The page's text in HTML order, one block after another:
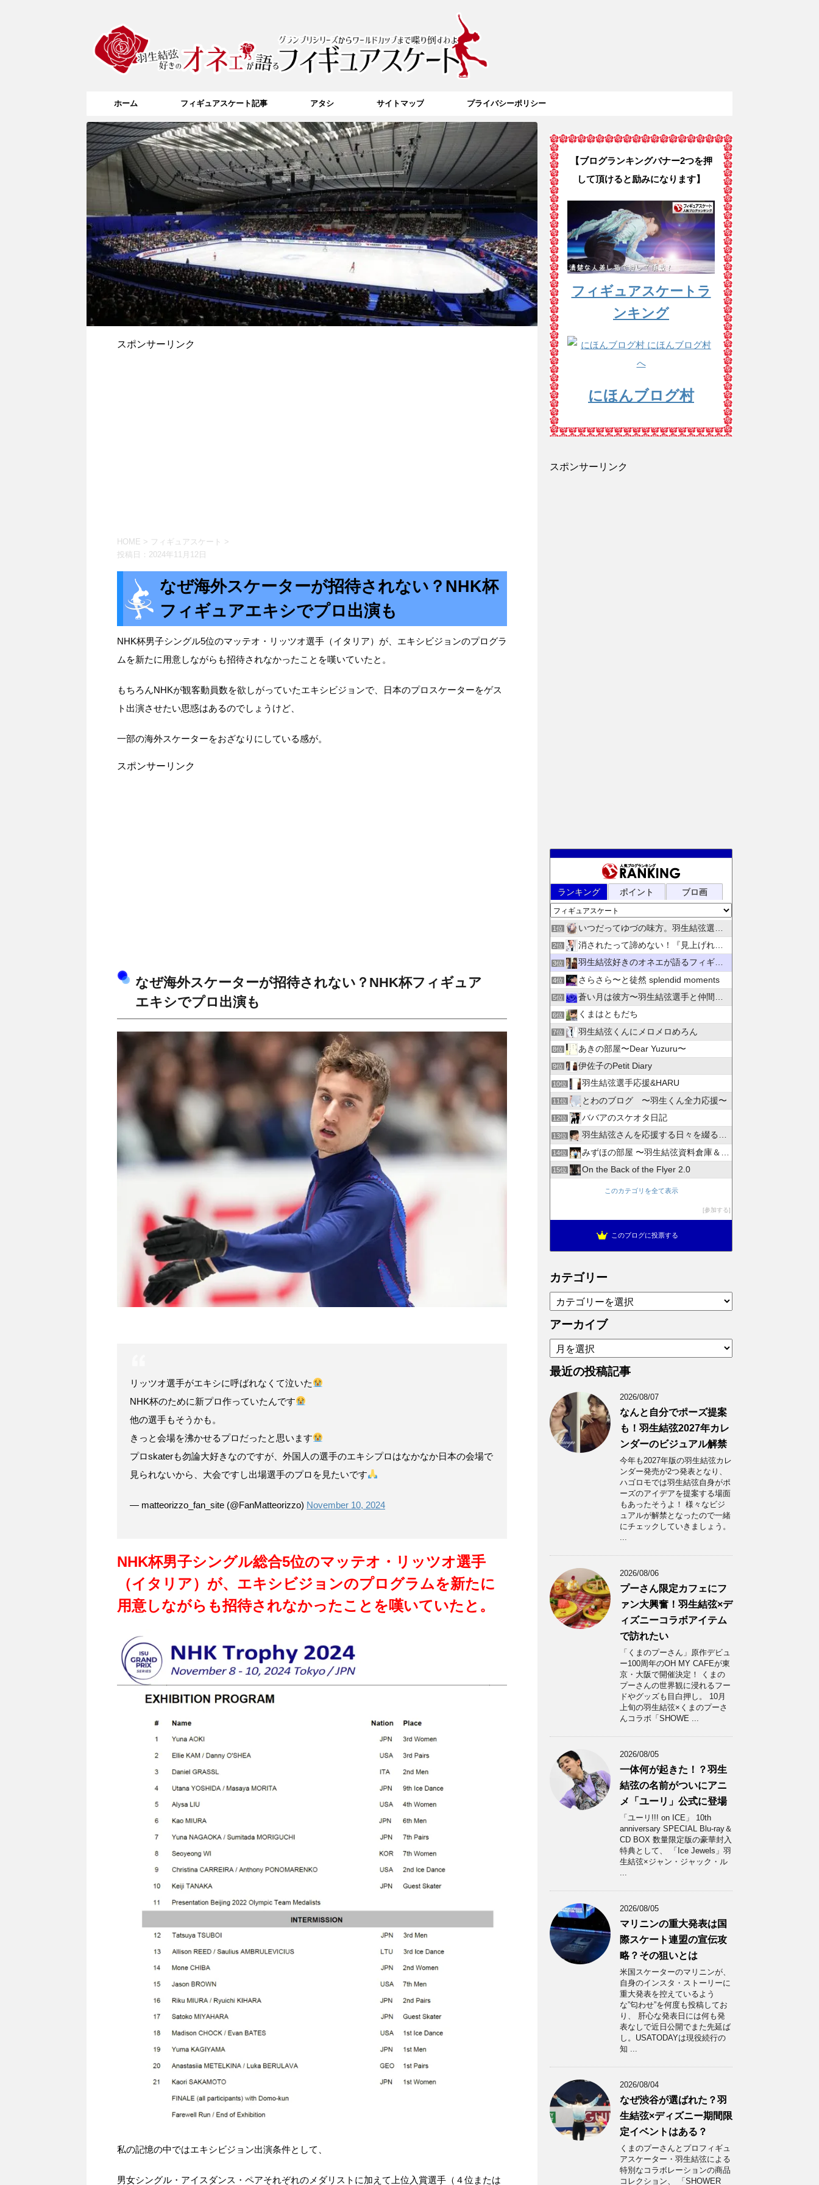
ホーム フィギュアスケート記事 アタシ サイトマップ プライバシーポリシー
スポンサーリンク
HOME > フィギュアスケート
>
投稿日： 2024年11月12日
なぜ海外スケーターが招待されない？NHK杯
フィギュアエキシでプロ出演も
NHK杯男子シングル5位のマッテオ・リッツオ選手（イタリア）が、エキシビジョンのプログラ
ムを新たに用意しながらも招待されなかったことを嘆いていたと。
もちろんNHKが観客動員数を欲しがっていたエキシビジョンで、日本のプロスケーターをゲス
ト出演させたい思惑はあるのでしょうけど、
一部の海外スケーターをおざなりにしている感が。
スポンサーリンク
なぜ海外スケーターが招待されない？NHK杯フィギュア
エキシでプロ出演も
リッツオ選手がエキシに呼ばれなくて泣いた
NHK杯のために新プロ作っていたんです
他の選手もそうかも。
きっと会場を沸かせるプロだったと思います
プロskaterも勿論大好きなのですが、外国人の選手のエキシプロはなかなか日本の会場で
見られないから、大会ですし出場選手のプロを見たいです
— matteorizzo_fan_site (@FanMatteorizzo) November 10, 2024
NHK杯男子シングル総合5位のマッテオ・リッツオ選手
（イタリア）が、エキシビジョンのプログラムを新たに
用意しながらも招待されなかったことを嘆いていたと。
私の記憶の中ではエキシビジョン出演条件として、
男女シングル・アイスダンス・ペアそれぞれのメダリストに加えて上位入賞選手（４位または
【ブログランキングバナー2つを押
して頂けると励みになります】
フィギュアスケートラ
ンキング
にほんブログ村
スポンサーリンク
ランキング ポイント ブロ画
1位 いつだってゆづの味方。羽生結弦選手応援団 紫色のブログ
2位 消されたって諦めない！『見上げれば、青空 』別館
3位 羽生結弦好きのオネエが語るフィギュアスケート
4位 さらさら〜と徒然 splendid moments
5位 蒼い月は彼方〜羽生結弦選手と仲間たちの日々を花束にして〜
6位 くまはともだち
7位 羽生結弦くんにメロメロめろん
8位 あきの部屋〜Dear Yuzuru〜
9位 伊佐子のPetit Diary
10位 羽生結弦選手応援&HARU
11位 とわのブログ 〜羽生くん全力応援〜
12位 ババアのスケオタ日記
13位 羽生結弦さんを応援する日々を綴るブログ
14位 みずほの部屋 〜羽生結弦資料倉庫＆徒然日記〜
15位 On the Back of the Flyer 2.0
このカテゴリを全て表示
参加する
このブログに投票する
カテゴリー
テ
ゴ
ー
アーカイブ
ア
ー
カ
最近の投稿記事
2026/08/07
なんと自分でポーズ提案
も！羽生結弦2027年カレ
ンダーのビジュアル解禁
今年も2027年版の羽生結弦カレ
ンダー発売が2つ発表となり、
ハゴロモでは羽生結弦自身がポ
ーズのアイデアを提案する場面
もあったそうよ！ 様々なビジ
ュアルが解禁となったので一緒
にチェックしていきましょう。
...
2026/08/06
プーさん限定カフェにフ
ァン大興奮！羽生結弦×デ
ィズニーコラボアイテム
で訪れたい
「くまのプーさん」原作デビュ
ー100周年のOH MY CAFEが東
京・大阪で開催決定！ くまの
プーさんの世界観に浸れるフー
ドやグッズも目白押し。 10月
上旬の羽生結弦×くまのプーさ
んコラボ「SHOWE ...
2026/08/05
一体何が起きた！？羽生
結弦の名前がついにアニ
メ「ユーリ」公式に登場
「ユーリ!!! on ICE」 10th
anniversary SPECIAL Blu-ray＆
CD BOX 数量限定版の豪華封入
特典として、 「Ice Jewels」羽
生結弦×ジャン・ジャック・ル
...
2026/08/05
マリニンの重大発表は国
際スケート連盟の宣伝攻
略？その狙いとは
米国スケーターのマリニンが、
自身のインスタ・ストーリーに
重大発表を控えているよう
な”匂わせ”を何度も投稿してお
り、 肝心な発表日には何も発
表なしで近日公開でまた先延ば
し。USATODAYは現役続行の
知 ...
2026/08/04
なぜ渋谷が選ばれた？羽
生結弦×ディズニー期間限
定イベントはある？
くまのプーさんとプロフィギュ
アスケーター・羽生結弦による
特別なコラボレーションの商品
コレクション、 「SHOWER